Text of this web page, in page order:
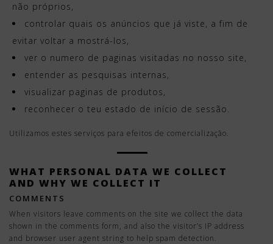
não próprios,
controlar quais os anúncios que já viste, a fim de
evitar voltar a mostrá-los,
ver o numero de paginas visitadas no nosso site,
entender as pesquisas internas,
visualizar paginas de produtos,
reconhecer o teu estado de início de sessão.
Utilizamos estes serviços para efeitos de comercialização.
WHAT PERSONAL DATA WE COLLECT
AND WHY WE COLLECT IT
COMMENTS
When visitors leave comments on the site we collect the data
shown in the comments form, and also the visitor’s IP address
and browser user agent string to help spam detection.